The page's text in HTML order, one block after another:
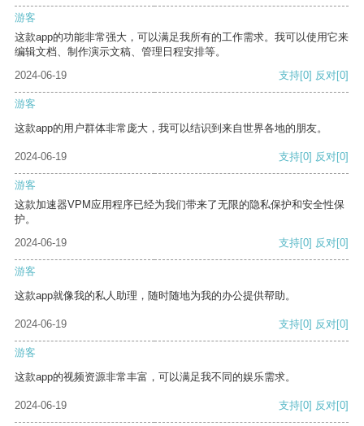
游客
这款app的功能非常强大，可以满足我所有的工作需求。我可以使用它来
编辑文档、制作演示文稿、管理日程安排等。
2024-06-19
支持[0] 反对[0]
游客
这款app的用户群体非常庞大，我可以结识到来自世界各地的朋友。
2024-06-19 支持[0] 反对[0]
游客
这款加速器VPM应用程序已经为我们带来了无限的隐私保护和安全性保
护。
2024-06-19
支持[0] 反对[0]
游客
这款app就像我的私人助理，随时随地为我的办公提供帮助。
2024-06-19 支持[0] 反对[0]
游客
这款app的视频资源非常丰富，可以满足我不同的娱乐需求。
2024-06-19 支持[0] 反对[0]